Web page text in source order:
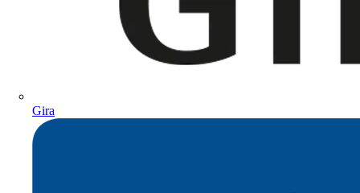
Gira